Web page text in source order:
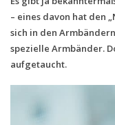
o2
– eines davon hat den
sich in den
spezielle Armbänder.
aufgetaucht.